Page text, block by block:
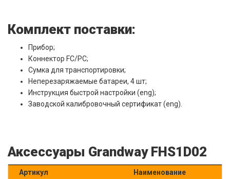
Комплект поставки:
Прибор;
Коннектор FC/PC;
Сумка для транспортировки;
Неперезаряжаемые батареи, 4 шт;
Инструкция быстрой настройки (eng);
Заводской калибровочный сертификат (eng).
Аксессуары Grandway FHS1D02
Артикул
Наименование